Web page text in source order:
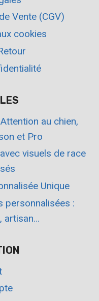
Vente (CGV)
cookies
au chien,
et Pro
visuels de race
Unique
personnalisées :
artisan…